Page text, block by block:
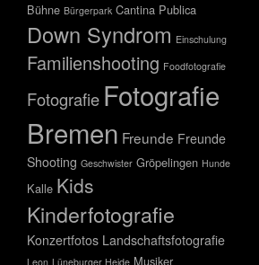
Bühne Bürgerpark Cantina Publica
Down Syndrom Einschulung
Familienshooting Foodfotografie
Fotografie Fotografie
Bremen Freunde Freunde
Shooting Geschwister Gröpelingen Hunde
Kalle Kids
Kinderfotografie
Konzertfotos Landschaftsfotografie
Leon Lüneburger Heide Musiker